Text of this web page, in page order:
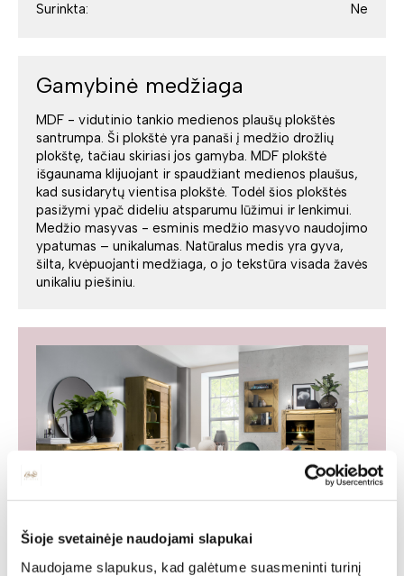
Šioje svetainėje naudojami slapukai
Naudojame slapukus, kad galėtume suasmeninti turinį
Surinkta:
Ne
Gamybinė medžiaga
MDF - vidutinio tankio medienos plaušų plokštės
santrumpa. Ši plokštė yra panaši į medžio drožlių
plokštę, tačiau skiriasi jos gamyba. MDF plokštė
išgaunama klijuojant ir spaudžiant medienos plaušus,
kad susidarytų vientisa plokštė. Todėl šios plokštės
pasižymi ypač dideliu atsparumu lūžimui ir lenkimui.
Medžio masyvas - esminis medžio masyvo naudojimo
ypatumas – unikalumas. Natūralus medis yra gyva,
šilta, kvėpuojanti medžiaga, o jo tekstūra visada žavės
unikaliu piešiniu.
Baldų kolekcija FLINSTONE